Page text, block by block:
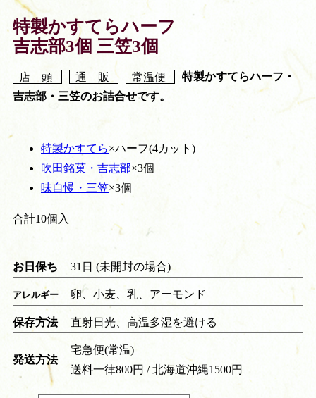
特製かすてらハーフ
吉志部3個 三笠3個
店 頭 通 販 常温便
特製かすてらハーフ・
吉志部・三笠のお詰合せです。
特製かすてら×ハーフ(4カット)
吹田銘菓・吉志部×3個
味自慢・三笠×3個
合計10個入
お日保ち 31日 (未開封の場合)
アレルギー 卵、小麦、乳、アーモンド
保存方法 直射日光、高温多湿を避ける
発送方法
宅急便(常温)
送料一律800円 / 北海道沖縄1500円